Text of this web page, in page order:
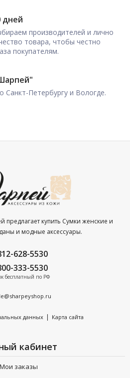
дней
производителей и лично
товара, чтобы честно
покупателям.
Санкт-Петербургу и Вологде.
предлагает купить Сумки женские и
и модные аксессуары.
628-5530
333-5530
бесплатный по РФ
данных | Карта сайта
кабинет
Мои заказы